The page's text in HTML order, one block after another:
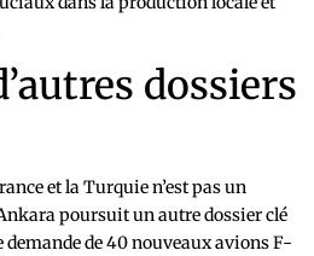
dossiers
et la Turquie n’est pas un
poursuit un autre dossier clé
demande de 40 nouveaux avions F-